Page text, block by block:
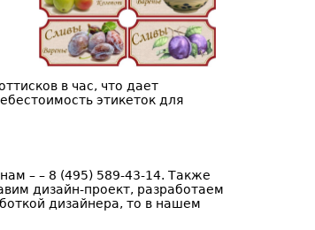
в час, что дает
этикеток для
– – 8 (495) 589-43-14. Также
дизайн-проект, разработаем
дизайнера, то в нашем